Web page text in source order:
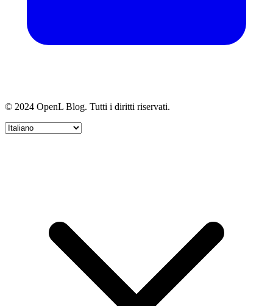
© 2024 OpenL Blog. Tutti i diritti riservati.